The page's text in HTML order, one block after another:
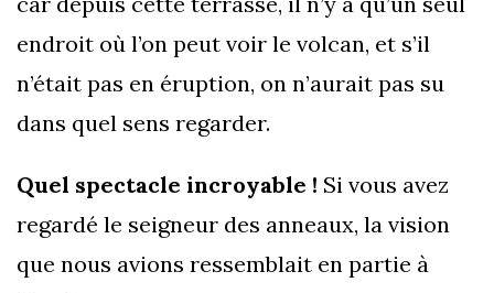
endroit où l’on peut voir le volcan, et s’il
n’était pas en éruption, on n’aurait pas su
dans quel sens regarder.
Quel spectacle incroyable ! Si vous avez
regardé le seigneur des anneaux, la vision
que nous avions ressemblait en partie à